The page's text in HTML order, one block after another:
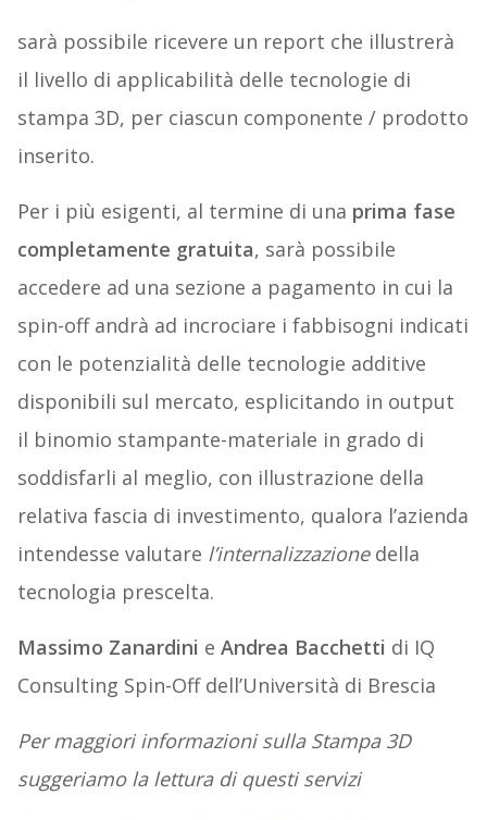
sarà possibile ricevere un report che illustrerà
il livello di applicabilità delle tecnologie di
stampa 3D, per ciascun componente / prodotto
inserito.
Per i più esigenti, al termine di una prima fase
completamente gratuita, sarà possibile
accedere ad una sezione a pagamento in cui la
spin-off andrà ad incrociare i fabbisogni indicati
con le potenzialità delle tecnologie additive
disponibili sul mercato, esplicitando in output
il binomio stampante-materiale in grado di
soddisfarli al meglio, con illustrazione della
relativa fascia di investimento, qualora l’azienda
intendesse valutare l’internalizzazionedella
tecnologia prescelta.
Massimo Zanardini e Andrea Bacchetti di IQ
Consulting Spin-Off dell’Università di Brescia
Per maggiori informazioni sulla Stampa 3D
suggeriamo la lettura di questi servizi